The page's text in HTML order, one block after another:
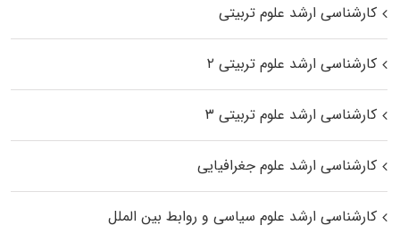
کارشناسی ارشد علوم تربیتی
کارشناسی ارشد علوم تربیتی ۲
کارشناسی ارشد علوم تربیتی ۳
کارشناسی ارشد علوم جغرافیایی
کارشناسی ارشد علوم سیاسی و روابط بین الملل